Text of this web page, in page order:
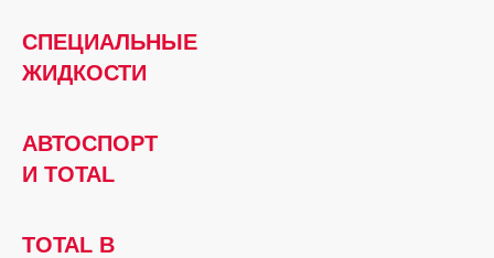
СПЕЦИАЛЬНЫЕ
ЖИДКОСТИ
АВТОСПОРТ
И TOTAL
TOTAL В